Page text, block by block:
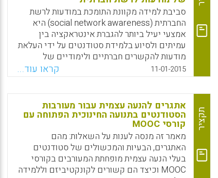
של התלמידים לווסת באופן עצמי את הלמידה
בכיתות (Spruce, Robin; Bol, Linda, 2015).
WhatsApp
Facebook
Email
X
סביבת למידה מקוונת התומכת במודעות לרשת
החברתית (social network awareness) היא
אמצעי יעיל ביותר להגברת אינטראקציה בין
עמיתים ולסיוע בלמידת סטודנטים על ידי העלאת
מודעות להקשרים חברתיים ולימודיים של
עמיתים. מרכזיות הרשת (network centrality)
משפיעה באופן עמוק על למידת סטודנטים
בסביבת למידה מקוונת הקשורה למודעות לרשת
החברתית. בנוסף, התנהגות של ויסות עצמי
משפיעה באופן משמעותי על למידה מקוונת של
סטודנטים. מאמר זה חוקר כיצד שני המשתנים,
כלומר מרכזיות הרשת וויסות עצמי, משפיעים על
הלמידה של הסטודנט בסביבה של למידה מקוונת
הקשורה למודעות לרשת החברתית (Jian-Wei Lin;
Hsieh-Hong Huang; Yuh-Shy Chuang, 2015).
11-01-2015 קראו עוד...
תקציר
אתגרים להנעה עצמית עבור מעורבות
הסטודנטים בתנועה החינוכית הפתוחה עם
קורסי MOOC
מאמר זה מנסה לענות על השאלות: מהם
האתגרים, הבעיות והמכשולים של סטודנטים
בעלי הנעה עצמית מופחתת המעורבים בקורסי
MOOC וכיצד הם קשורים לקונקטיביזם וללמידה